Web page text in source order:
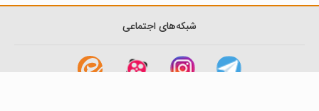
شبکه‌های اجتماعی